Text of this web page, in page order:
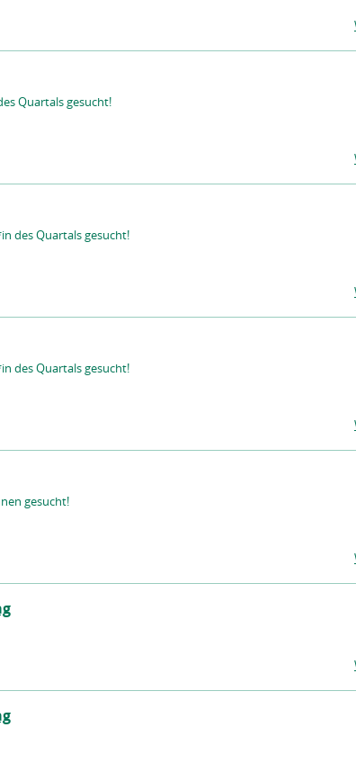
Quartals gesucht!
des Quartals gesucht!
des Quartals gesucht!
gesucht!